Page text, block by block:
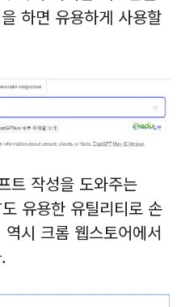
하면 유용하게 사용할
트 작성을 도와주는
유용한 유틸리티로 손
시 크롬 웹스토어에서